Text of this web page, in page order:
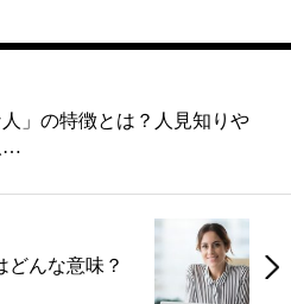
人」の特徴とは？人見知りや
…
どんな意味？